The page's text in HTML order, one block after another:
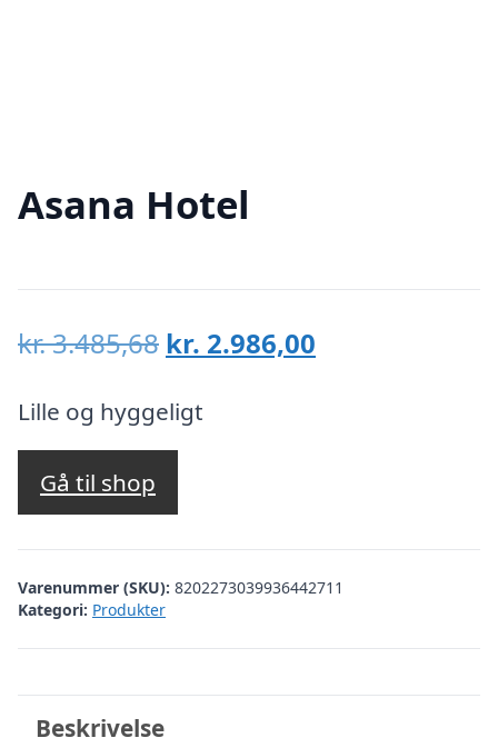
Asana Hotel
kr.3.485,68 Den
pris
var:
kr. 2.986,00
Lille og hyggeligt
Gå til shop
Varenummer (SKU): 8202273039936442711
Kategori: Produkter
Beskrivelse